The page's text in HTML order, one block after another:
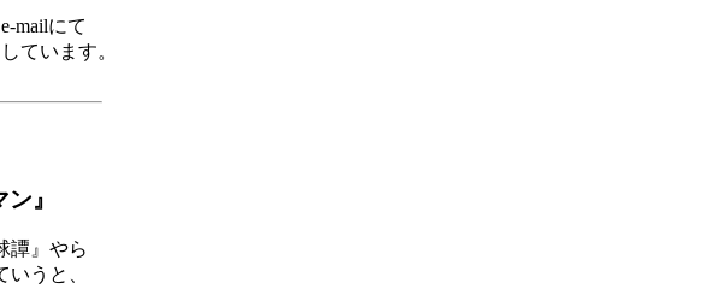
mailにて
ています。
』
譚』やら
うと、